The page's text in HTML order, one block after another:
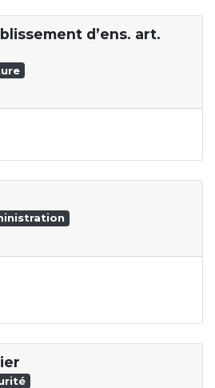
d’ens. art.